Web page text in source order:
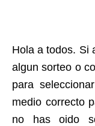
Hola a todos. Si
algun sorteo o
para
medio correcto
no has oido